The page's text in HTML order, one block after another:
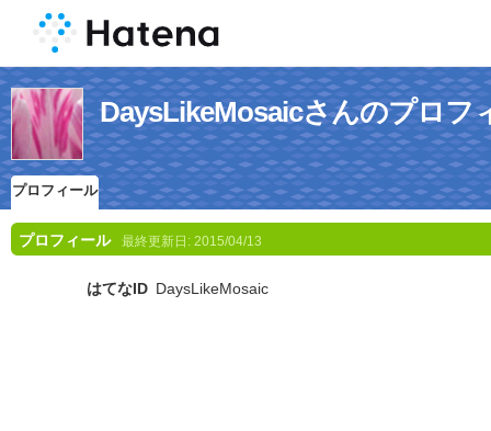
DaysLikeMosaicさんのプロフ
プロフィール
プロフィール 最終更新日: 2015/04/13
はてなID DaysLikeMosaic